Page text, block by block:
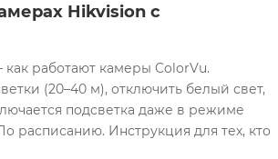
Hikvision с
работают камеры ColorVu.
(20–40 м), отключить белый свет,
подсветка даже в режиме
расписанию. Инструкция для тех, кто